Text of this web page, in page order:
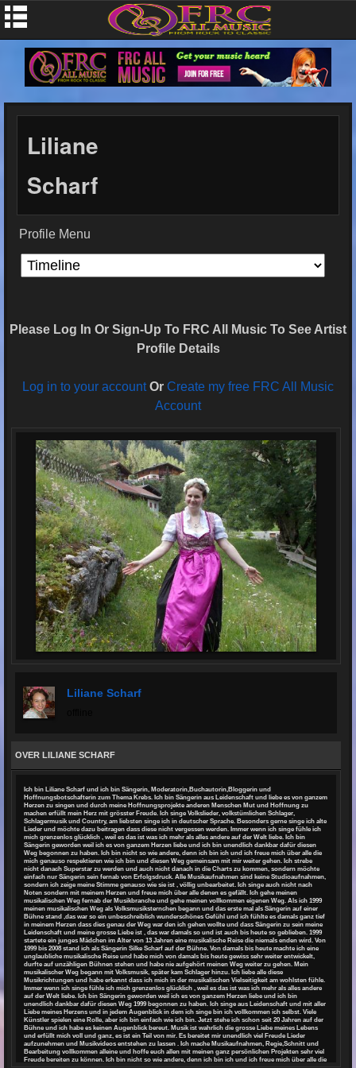
Liliane
Scharf
Profile Menu
Please Log In Or Sign-Up To FRC All Music To See Artist
Profile Details
Log in to your account Or Create my free FRC All Music
Account
Liliane Scharf
OVER LILIANE SCHARF
Ich bin Liliane Scharf und ich bin Sängerin, Moderatorin,Buchautorin,Bloggerin und
Hoffnungsbotschafterin zum Thema Krebs. Ich bin Sängerin aus Leidenschaft und liebe es von ganzem
Herzen zu singen und durch meine Hoffnungsprojekte anderen Menschen Mut und Hoffnung zu
machen erfüllt mein Herz mit grösster Freude. Ich singe Volkslieder, volkstümlichen Schlager,
Schlagermusik und Country, am liebsten singe ich in deutscher Sprache. Besonders gerne singe ich alte
Lieder und möchte dazu beitragen dass diese nicht vergessen werden. Immer wenn ich singe fühle ich
mich grenzenlos glücklich , weil es das ist was ich mehr als alles andere auf der Welt liebe. Ich bin
Sängerin geworden weil ich es von ganzem Herzen liebe und ich bin unendlich dankbar dafür diesen
Weg begonnen zu haben. Ich bin nicht so wie andere, denn ich bin ich und ich freue mich über alle die
mich genauso respektieren wie ich bin und diesen Weg gemeinsam mit mir weiter gehen. Ich strebe
nicht danach Superstar zu werden und auch nicht danach in die Charts zu kommen, sondern möchte
einfach nur Sängerin sein fernab von Erfolgsdruck. Alle Musikaufnahmen sind keine Studioaufnahmen,
sondern ich zeige meine Stimme genauso wie sie ist , völlig unbearbeitet. Ich singe auch nicht nach
Noten sondern mit meinem Herzen und freue mich über alle denen es gefällt. Ich gehe meinen
musikalischen Weg fernab der Musikbranche und gehe meinen vollkommen eigenen Weg. Als ich 1999
meinen musikalischen Weg als Volksmusiksternchen begann und das erste mal als Sängerin auf einer
Bühne stand ,das war so ein unbeschreiblich wunderschönes Gefühl und ich fühlte es damals ganz tief
in meinem Herzen dass dies genau der Weg war den ich gehen wollte und dass Sängerin zu sein meine
Leidenschaft und meine grosse Liebe ist , das war damals so und ist auch bis heute so geblieben. 1999
startete ein junges Mädchen im Alter von 13 Jahren eine musikalische Reise die niemals enden wird. Von
1999 bis 2008 stand ich als Sängerin Silke Scharf auf der Bühne. Von damals bis heute machte ich eine
unglaubliche musikalische Reise und habe mich von damals bis heute gewiss sehr weiter entwickelt,
durfte auf unzähligen Bühnen stehen und habe nie aufgehört meinen Weg weiter zu gehen. Mein
musikalischer Weg begann mit Volksmusik, später kam Schlager hinzu. Ich liebe alle diese
Musikrichtungen und habe erkannt dass ich mich in der musikalischen Vielseitigkeit am wohlsten fühle.
Immer wenn ich singe fühle ich mich grenzenlos glücklich , weil es das ist was ich mehr als alles andere
auf der Welt liebe. Ich bin Sängerin geworden weil ich es von ganzem Herzen liebe und ich bin
unendlich dankbar dafür diesen Weg 1999 begonnen zu haben. Ich singe aus Leidenschaft und mit aller
Liebe meines Herzens und in jedem Augenblick in dem ich singe bin ich vollkommen ich selbst. Viele
Künstler spielen eine Rolle, aber ich bin einfach wie ich bin. Jetzt stehe ich schon seit 20 Jahren auf der
Bühne und ich habe es keinen Augenblick bereut. Musik ist wahrlich die grosse Liebe meines Lebens
und erfüllt mich voll und ganz, es ist ein Teil von mir. Es bereitet mir unendlich viel Freude Lieder
aufzunehmen und Musikvideos entstehen zu lassen . Ich mache Musikaufnahmen, Regie,Schnitt und
Bearbeitung vollkommen alleine und hoffe euch allen mit meinen ganz persönlichen Projekten sehr viel
Freude bereiten zu können. Ich bin nicht so wie andere, denn ich bin ich und ich freue mich über alle die